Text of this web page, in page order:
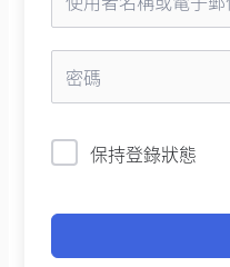
保持登錄狀態